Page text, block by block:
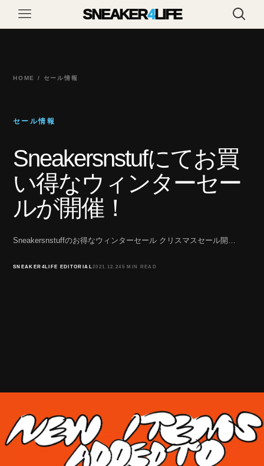
SNEAKER4LIFE
HOME / セール情報
セール情報
Sneakersnstufにてお買
い得なウィンターセー
ルが開催！
Sneakersnstuffのお得なウィンターセール クリスマスセール開…
SNEAKER4LIFE EDITORIAL2021.12.245 MIN READ